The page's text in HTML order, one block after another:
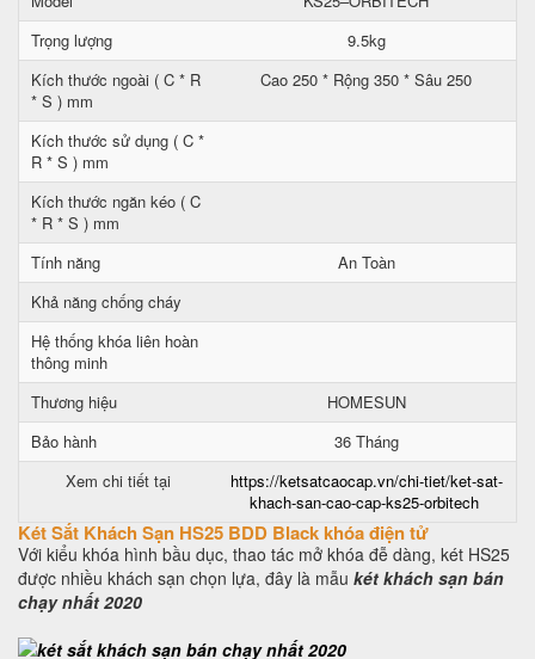
Trọng lượng
9.5kg
Kích thước ngoài ( C * R
* S ) mm
Cao 250 * Rộng 350 * Sâu 250
Kích thước sử dụng ( C *
R * S ) mm
Kích thước ngăn kéo ( C
* R * S ) mm
Tính năng
An Toàn
Khả năng chống cháy
Hệ thống khóa liên hoàn
thông minh
Thương hiệu
HOMESUN
Bảo hành
36 Tháng
Xem chi tiết tại
https://ketsatcaocap.vn/chi-tiet/ket-sat-
khach-san-cao-cap-ks25-orbitech
Két Sắt Khách Sạn HS25 BDD Black khóa điện tử
Với kiểu khóa hình bầu dục, thao tác mở khóa đễ dàng, két HS25
được nhiều khách sạn chọn lựa, đây là mẫu két khách sạn bán
chạy nhất 2020